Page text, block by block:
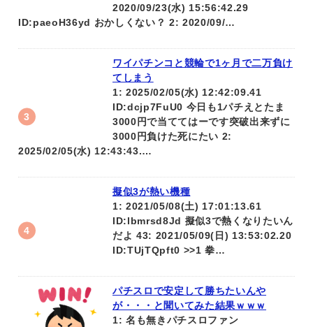
2020/09/23(水) 15:56:42.29
ID:paeoH36yd おかしくない？ 2: 2020/09/…
ワイパチンコと競輪で1ヶ月で二万負け
てしまう
1: 2025/02/05(水) 12:42:09.41
ID:dcjp7FuU0 今日も1パチえとたま
3000円で当ててはーです突破出来ずに
3000円負けた死にたい 2:
2025/02/05(水) 12:43:43.…
擬似3が熱い機種
1: 2021/05/08(土) 17:01:13.61
ID:lbmrsd8Jd 擬似3で熱くなりたいん
だよ 43: 2021/05/09(日) 13:53:02.20
ID:TUjTQpft0 >>1 拳…
パチスロで安定して勝ちたいんや
が・・・と聞いてみた結果ｗｗｗ
1: 名も無きパチスロファン